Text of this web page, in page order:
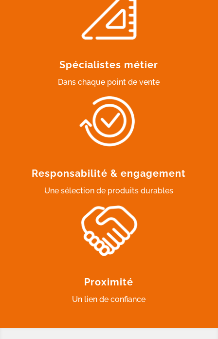
Spécialistes métier
Dans chaque point de vente
Responsabilité & engagement
Une sélection de produits durables
Proximité
Un lien de confiance